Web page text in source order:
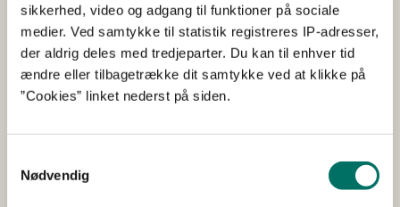
sikkerhed, video og adgang til funktioner på sociale
medier. Ved samtykke til statistik registreres IP-adresser,
der aldrig deles med tredjeparter. Du kan til enhver tid
ændre eller tilbagetrække dit samtykke ved at klikke på
”Cookies” linket nederst på siden.
Nødvendig
10 i forhold til eksisterende løsninger. Metoden baseres
på fjernelse af organisk stof og mikroplast fra
renseanlæggets primærdel vha. nyudviklet
båndfilterteknologi. Ved denne metode øges anlæggets
potentiale for biogasproduktion, hvilket indebærer, at
særdeles kosteffektiv.